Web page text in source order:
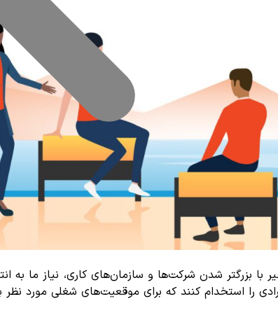
با بزرگتر شدن شرکت‌ها و سازمان‌های کاری، نیاز ما
را استخدام کنند که برای موقعیت‌های شغلی مورد